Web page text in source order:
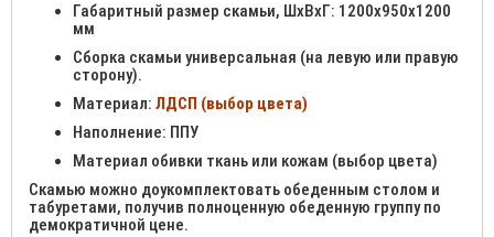
Габаритный размер скамьи, ШхВхГ: 1200х950х1200
мм
Сборка скамьи универсальная (на левую или правую
сторону).
Материал: ЛДСП (выбор цвета)
Наполнение: ППУ
Материал обивки ткань или кожам (выбор цвета)
Скамью можно доукомплектовать обеденным столом и
табуретами, получив полноценную обеденную группу по
демократичной цене.